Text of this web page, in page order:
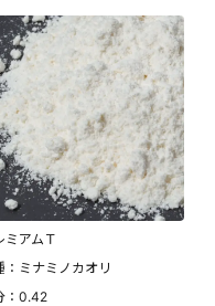
ミアムＴ
：ミナミノカオリ
：0.42